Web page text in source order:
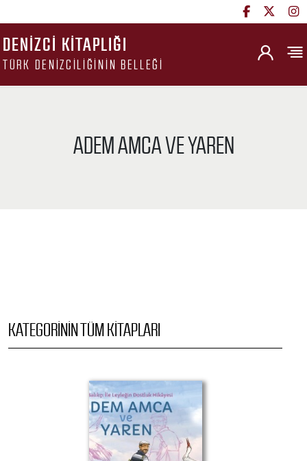
DENIZCI KITAPLIĞI
TÜRK DENIZCILIĞININ BELLEĞI
ADEM AMCA VE YAREN
KATEGORININ TÜM KITAPLARI